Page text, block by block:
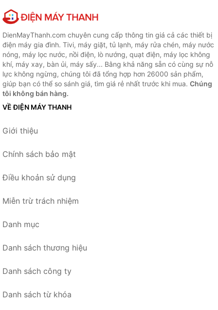
DienMayThanh.com chuyên cung cấp thông tin giá cả các thiết bị
điện máy gia đình. Tivi, máy giặt, tủ lạnh, máy rửa chén, máy nước
nóng, máy lọc nước, nồi điện, lò nướng, quạt điện, máy lọc không
khí, máy xay, bàn ủi, máy sấy... Bằng khả năng sẵn có cùng sự nỗ
lực không ngừng, chúng tôi đã tổng hợp hơn 26000 sản phẩm,
giúp bạn có thể so sánh giá, tìm giá rẻ nhất trước khi mua. Chúng
tôi không bán hàng.
VỀ ĐIỆN MÁY THANH
Giới thiệu
Chính sách bảo mật
Điều khoản sử dụng
Miễn trừ trách nhiệm
Danh mục
Danh sách thương hiệu
Danh sách công ty
Danh sách từ khóa